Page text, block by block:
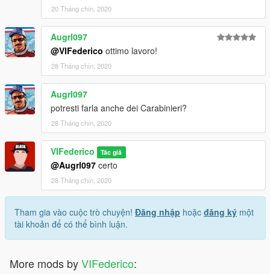
20 Tháng chín, 2020
Augrl097
@VIFederico ottimo lavoro!
28 Tháng chín, 2020
Augrl097
potresti farla anche dei Carabinieri?
28 Tháng chín, 2020
VIFederico Tác giả
@Augrl097 certo
28 Tháng chín, 2020
Tham gia vào cuộc trò chuyện! Đăng nhập hoặc đăng ký một
tài khoản để có thể bình luận.
More mods byVIFederico: